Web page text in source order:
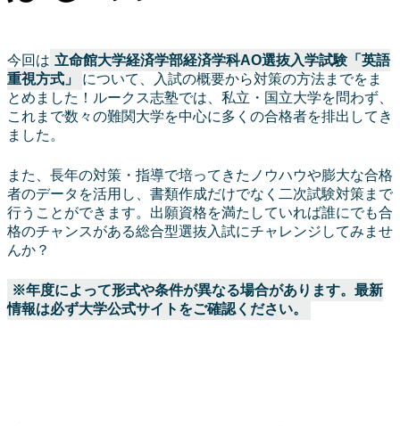
今回は 立命館大学経済学部経済学科AO選抜入学試験「英語
重視方式」
について、入試の概要から対策の方法までをま
とめました！ルークス志塾では、私立・国立大学を問わず、
これまで数々の難関大学を中心に多くの合格者を排出してき
ました。
また、長年の対策・指導で培ってきたノウハウや膨大な合格
者のデータを活用し、書類作成だけでなく二次試験対策まで
行うことができます。出願資格を満たしていれば誰にでも合
格のチャンスがある総合型選抜入試にチャレンジしてみませ
んか？
※年度によって形式や条件が異なる場合があります。最新
情報は必ず大学公式サイトをご確認ください。